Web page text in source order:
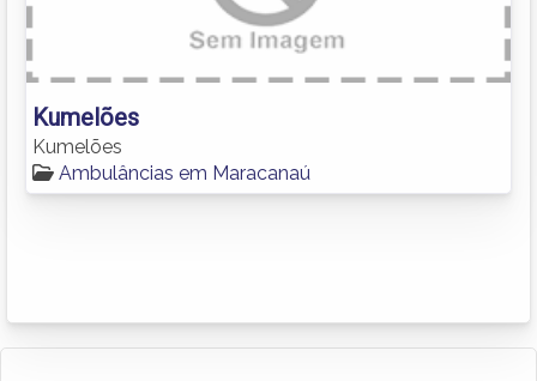
Kumelões
Kumelões
Ambulâncias em Maracanaú